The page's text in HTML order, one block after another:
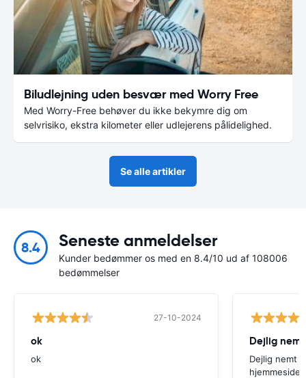
Biludlejning uden besvær med Worry Free
Med Worry-Free behøver du ikke bekymre dig om
selvrisiko, ekstra kilometer eller udlejerens pålidelighed.
Se alle artikler
8.4 Seneste anmeldelser
Kunder bedømmer os med en 8.4/10 ud af 108006
bedømmelser
27-10-2024
ok
ok
Dejlig
Dejlig nemt